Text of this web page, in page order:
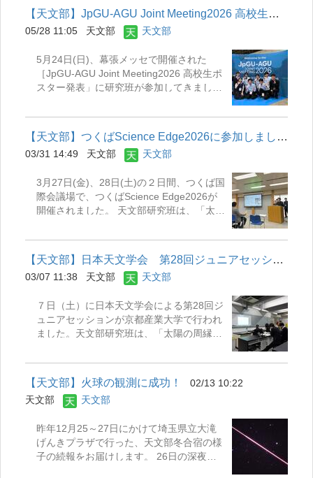
ことになります。 3年生にとっては最後の
発表の場であったため、有終の美を飾るこ
とができたと思います。本当にお疲れ様で
リンクからご覧ください。 →【天文部】
JpGU-AGU Joint Meeting2026 高校生ポス
ター発表
【天文部】JpGU-AGU Joint Meeting2026 高校生ポスター発表
05/28 11:05 天文部 天文部
5月24日(日)、幕張メッセで開催された
［JpGU-AGU Joint Meeting2026 高校生ポ
スター発表」に研究班が参加してきまし
場となる本大会では、多くの専門の先生方
に興味を持っていただき、アドバイスをい
ただきました。 3年生の研究班はこれで引
退となりますが、今後は1，2年生が新たに
きます。 発表に使用したポスターを掲載
いたしますので、ぜひご覧ください。 ↓
↓ ↓ ↓ ↓ ↓ ↓ ↓ ↓ ↓ 太陽の周縁減
究.pdf
【天文部】つくばScience Edge2026に参加しました！
03/31 14:49 天文部 天文部
3月27日(金)、28日(土)の２日間、つくば国
際会議場で、つくばScience Edge2026が
開催されました。 天文部研究班は、「太陽
観測的研究」について発表を行いました。
事前の審査を通過しブースポスターでの参
加となり、口頭でのプレゼンテーションと
ポスター発表の両方を行ってきました。 学
リットスキャン分光観測の可視光領域と近
赤外領域について、周縁減光と呼ばれる現
象の調査を行いました。その調査結果から
長ごとの温度を求め、その見通せる深さに
ついて研究した内容を発表しました。 今ま
でに経験したことの無いような大規模な研
究発表会で緊張する部分もありましたが、
をしてきました。 また、自分たちが発表す
るだけでなく、他校の発表も聞くことがで
き、とても参考になる2日間でした。 発表
【天文部】日本天文学会 第28回ジュニアセッション＠京都産業大...
03/07 11:38 天文部 天文部
７日（土）に日本天文学会による第28回ジ
ュニアセッションが京都産業大学で行われ
ました。天文部研究班は、「太陽の周縁減
究」について学校でオンライン発表を行い
ました。学校で所有している分光器を活用
しながら、太陽のスリットスキャン分光観
測の可視光領域について調査を行いまし
則に基づいて太陽中央部の波長ごとの温度
を求め、その見通せる深さについて研究し
た内容を発表しました。 オンライン発表で
【天文部】火球の観測に成功！
02/13 10:22
天文部
天文部
昨年12月25～27日にかけて埼玉県立大滝
げんきプラザで行った、天文部冬合宿の様
子の続報をお届けします。 26日の深夜、